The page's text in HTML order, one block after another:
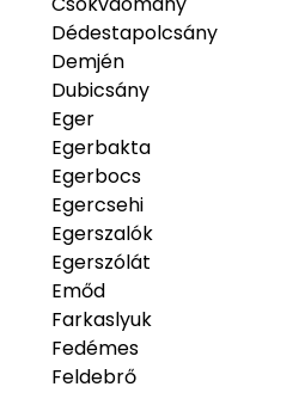
Dédestapolcsány
Demjén
Dubicsány
Eger
Egerbakta
Egerbocs
Egercsehi
Egerszalók
Egerszólát
Emőd
Farkaslyuk
Fedémes
Feldebrő